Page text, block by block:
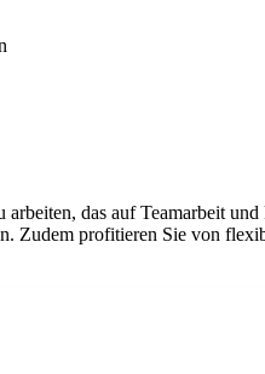
das auf Teamarbeit
profitieren Sie von